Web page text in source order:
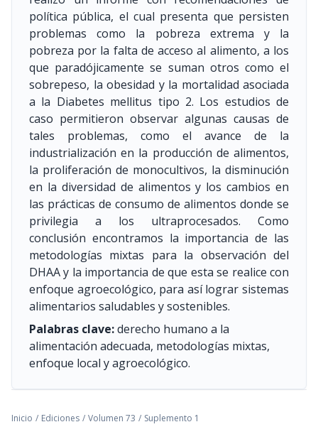
política pública, el cual presenta que persisten
problemas como la pobreza extrema y la
pobreza por la falta de acceso al alimento, a los
que paradójicamente se suman otros como el
sobrepeso, la obesidad y la mortalidad asociada
a la Diabetes mellitus tipo 2. Los estudios de
caso permitieron observar algunas causas de
tales problemas, como el avance de la
industrialización en la producción de alimentos,
la proliferación de monocultivos, la disminución
en la diversidad de alimentos y los cambios en
las prácticas de consumo de alimentos donde se
privilegia a los ultraprocesados. Como
conclusión encontramos la importancia de las
metodologías mixtas para la observación del
DHAA y la importancia de que esta se realice con
enfoque agroecológico, para así lograr sistemas
alimentarios saludables y sostenibles.
Palabras clave:derecho humano a la
alimentación adecuada, metodologías mixtas,
enfoque local y agroecológico.
Inicio / Ediciones / Volumen 73 / Suplemento 1